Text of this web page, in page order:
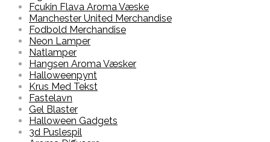
Fcukin Flava Aroma Væske
Manchester United Merchandise
Fodbold Merchandise
Neon Lamper
Natlamper
Hangsen Aroma Væsker
Halloweenpynt
Krus Med Tekst
Fastelavn
Gel Blaster
Halloween Gadgets
3d Puslespil